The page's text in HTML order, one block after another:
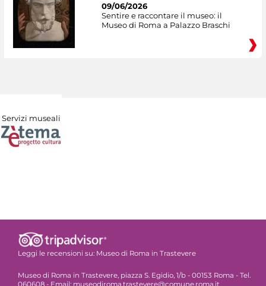
09/06/2026
Sentire e raccontare il museo: il
Museo di Roma a Palazzo Braschi
Servizi museali
Leggi le recensioni su: Museo di Roma in Trastevere
Museo di Roma in Trastevere, piazza S. Egidio, 1/b - 00153 Roma - Tel.
060608 - Email: museodiroma.trastevere@comune.roma.it